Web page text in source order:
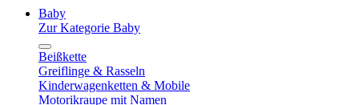
Baby
Zur Kategorie Baby
Beißkette
Greiflinge & Rasseln
Kinderwagenketten & Mobile
Motorikraupe mit Namen